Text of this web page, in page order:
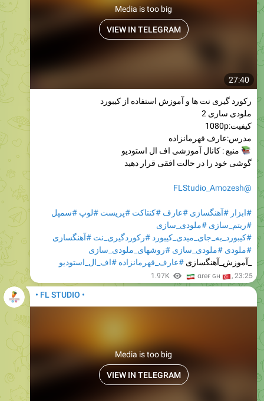
27:40
Media is too big
VIEW IN TELEGRAM
رکورد گیری نت ها و آموزش استفاده از کیبورد
ملودی سازی 2
کیفیت:1080p
مدرس:عارف قهرمانزاده
منبع : کانال آموزشی اف ال استودیو
گوشی خود را در حالت افقی قرار دهید
@FLStudio_Amozesh
#ابزار #آهنگسازی #عارف #کنتاکت #پریست #لوپ #سمپل
#ریتم_سازی #ملودی_سازی
#کیبورد_به_جای_میدی_کیبورد #رکوردگیری_نت #آهنگسازی
#ملودی #ملودی_سازی #روشهای_ملودی_سازی
_آموزش_آهنگسازی #عارف_قهرمانزاده #اف_ال_استودیو
1.97K αreғ ɢн , 23:25
• FL STUDIO •
Media is too big
VIEW IN TELEGRAM